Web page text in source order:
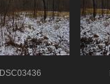
DSC03436